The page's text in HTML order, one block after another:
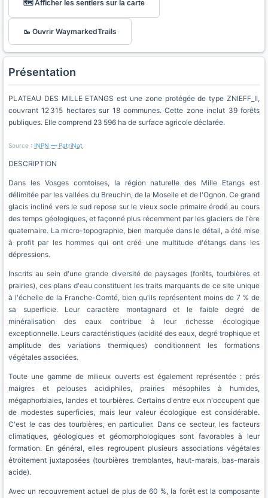
🗺️ Afficher les sentiers sur la carte
🥾 Ouvrir WaymarkedTrails
Présentation
PLATEAU DES MILLE ETANGS est une zone protégée de type ZNIEFF_II,
couvrant 12 315 hectares sur 18 communes. Cette zone inclut 39 forêts
publiques. Elle comprend 23 596 ha de surface agricole déclarée.
Source : INPN — PatriNat
DESCRIPTION
Dans les Vosges comtoises, la région naturelle des Mille Etangs est
délimitée par les vallées du Breuchin, de la Moselle et de l'Ognon. Ce grand
glacis incliné vers le sud repose sur le vieux socle primaire érodé au cours
des temps géologiques, et façonné plus récemment par les glaciers de l'ère
quaternaire. La micro-topographie, bien marquée dans le détail, a été mise
à profit par les hommes qui ont créé une multitude d'étangs dans les
dépressions.
Inscrits au sein d'une grande diversité de paysages (forêts, tourbières et
prairies), ces plans d'eau constituent les traits marquants de ce site unique
à l'échelle de la Franche-Comté, bien qu'ils représentent moins de 7 % de
sa superficie. Leur caractère montagnard et le faible degré de
minéralisation des eaux contribue à leur richesse écologique
exceptionnelle. Leurs caractéristiques (acidité des eaux, degré trophique et
amplitude des variations thermiques) conditionnent les formations
végétales associées.
Toute une gamme de milieux ouverts est également représentée : prés
maigres et pelouses acidiphiles, prairies mésophiles à humides,
mégaphorbiaies, landes et tourbières. Certains d'entre eux n'occupent que
de modestes superficies, mais leur valeur écologique est considérable.
C'est le cas des tourbières, en particulier. Dans ce secteur, les facteurs
climatiques, géologiques et géomorphologiques sont favorables à leur
formation. En général, elles regroupent plusieurs associations végétales
étroitement juxtaposées (tourbières tremblantes, haut-marais, bas-marais
acide).
Avec un recouvrement actuel de plus de 60 %, la forêt est la composante